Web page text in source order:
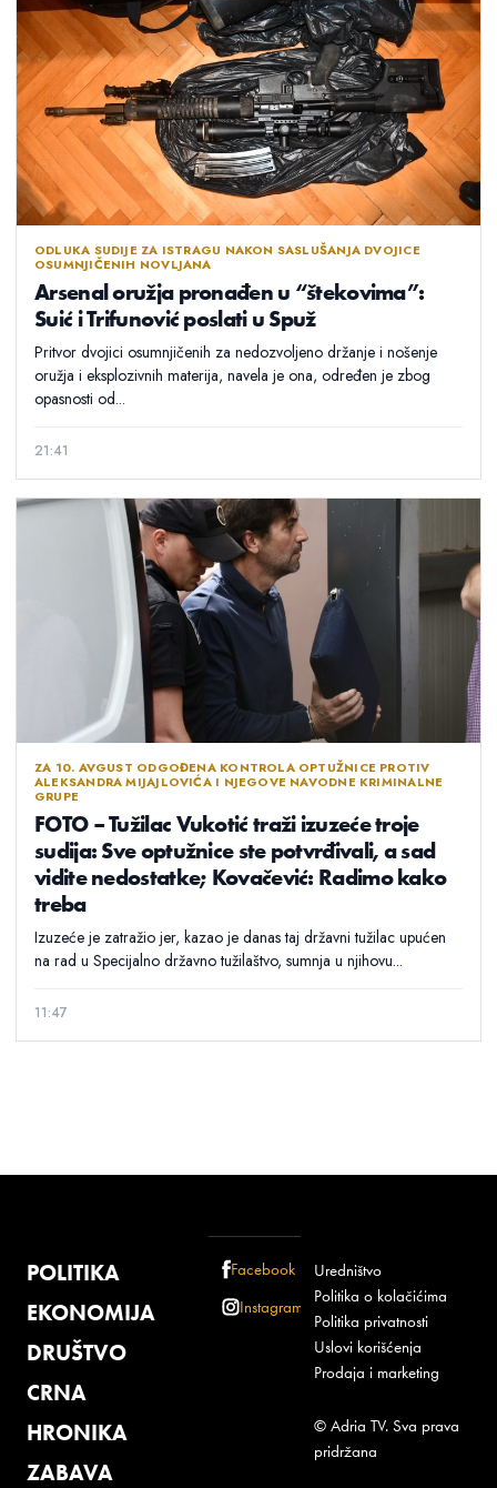
ODLUKA SUDIJE ZA ISTRAGU NAKON SASLUŠANJA DVOJICE
OSUMNJIČENIH NOVLJANA
Arsenal oružja pronađen u “štekovima”:
Suić i Trifunović poslati u Spuž
Pritvor dvojici osumnjičenih za nedozvoljeno držanje i nošenje
oružja i eksplozivnih materija, navela je ona, određen je zbog
opasnosti od...
21:41
ZA 10. AVGUST ODGOĐENA KONTROLA OPTUŽNICE PROTIV
ALEKSANDRA MIJAJLOVIĆA I NJEGOVE NAVODNE KRIMINALNE
GRUPE
FOTO – Tužilac Vukotić traži izuzeće troje
sudija: Sve optužnice ste potvrđivali, a sad
vidite nedostatke; Kovačević: Radimo kako
treba
Izuzeće je zatražio jer, kazao je danas taj državni tužilac upućen
na rad u Specijalno državno tužilaštvo, sumnja u njihovu...
11:47
POLITIKA
EKONOMIJA
DRUŠTVO
CRNA
HRONIKA
ZABAVA
Facebook
Instagram
Uredništvo
Politika o kolačićima
Politika privatnosti
Uslovi korišćenja
Prodaja i marketing
© Adria TV. Sva prava
pridržana